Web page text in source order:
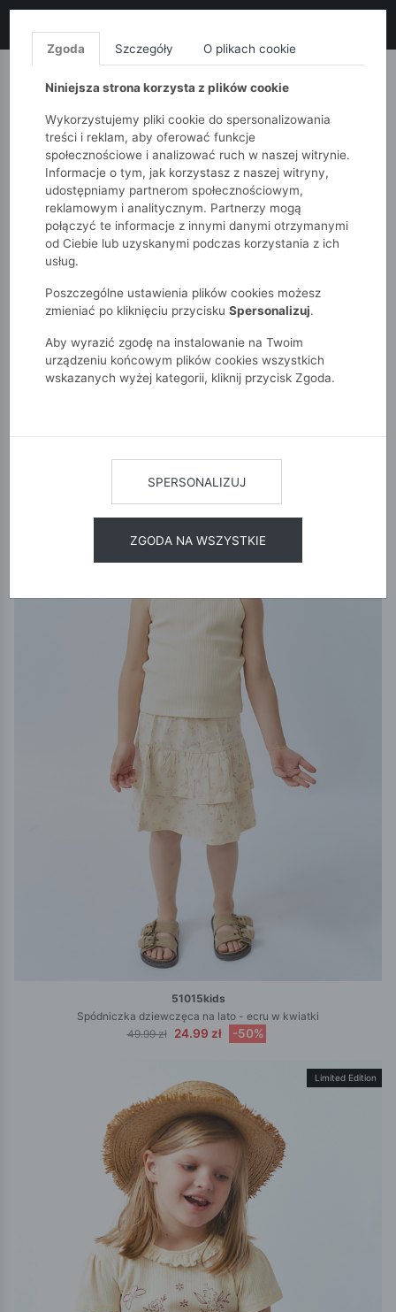
MONNARI QUIOSQUE
51015kids Sycylia
SYCYLIA
POKAŻ FILTRY
51015kids
Spódniczka dziewczęca na lato - ecru w kwiatki
49.99 zł
24.99 zł -50%
Limited Edition
Zgoda Szczegóły O plikach cookie
Niniejsza strona korzysta z plików cookie
Wykorzystujemy pliki cookie do spersonalizowania
treści i reklam, aby oferować funkcje
społecznościowe i analizować ruch w naszej witrynie.
Informacje o tym, jak korzystasz z naszej witryny,
udostępniamy partnerom społecznościowym,
reklamowym i analitycznym. Partnerzy mogą
połączyć te informacje z innymi danymi otrzymanymi
od Ciebie lub uzyskanymi podczas korzystania z ich
usług.
Poszczególne ustawienia plików cookies możesz
zmieniać po kliknięciu przycisku Spersonalizuj.
Aby wyrazić zgodę na instalowanie na Twoim
urządzeniu końcowym plików cookies wszystkich
wskazanych wyżej kategorii, kliknij przycisk Zgoda.
SPERSONALIZUJ
ZGODA NA WSZYSTKIE